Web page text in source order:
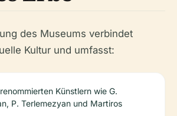
des Museums verbindet
Kultur und umfasst:
Künstlern wie G.
P. Terlemezyan und Martiros